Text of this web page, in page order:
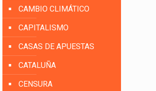
CAMBIO CLIMÁTICO
CAPITALISMO
CASAS DE APUESTAS
CATALUÑA
CENSURA